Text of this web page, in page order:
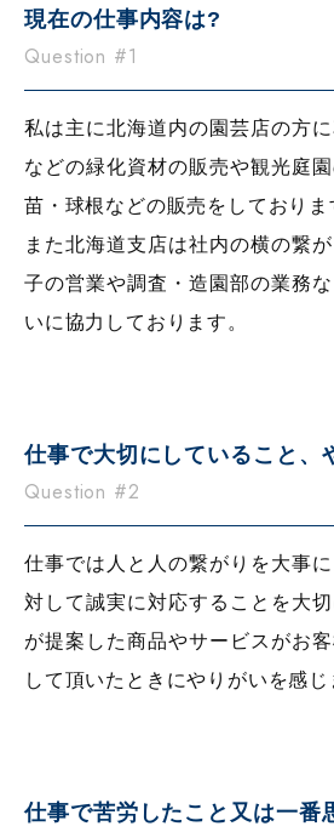
現在の仕事内容は?
Question #1
私は主に北海道内の園芸店の方
などの緑化資材の販売や観光庭
苗・球根などの販売をしておりま
また北海道支店は社内の横の繋
子の営業や調査・造園部の業務
いに協力しております。
仕事で大切にしていること、
Question #2
仕事では人と人の繋がりを大事
対して誠実に対応することを大
が提案した商品やサービスがお
して頂いたときにやりがいを感じ
仕事で苦労したこと 又は一番